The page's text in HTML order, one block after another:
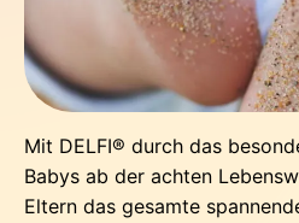
Mit DELFI® durch das
Babys ab der achten
Eltern das gesamte